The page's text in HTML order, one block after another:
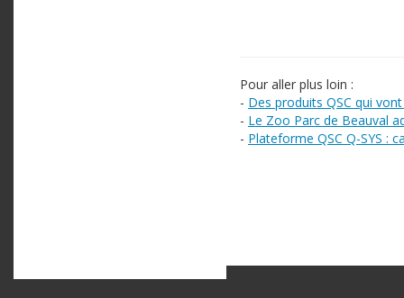
Pour aller plus loin :
- Des produits QSC qui
- Le Zoo Parc de Beauval
- Plateforme QSC Q-SYS :